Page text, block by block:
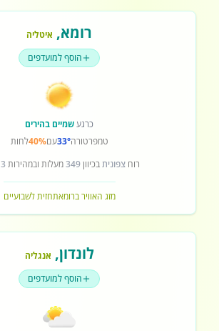
רומא, איטליה
הוסף למועדפים
כרגעשמיים בהירים
טמפרטורה33°עם40%לחות
רוחצפוניתבכיוון349מעלות ובמהירות 3
מזג האוויר ברומאתחזית לשבועיים
לונדון, אנגליה
הוסף למועדפים